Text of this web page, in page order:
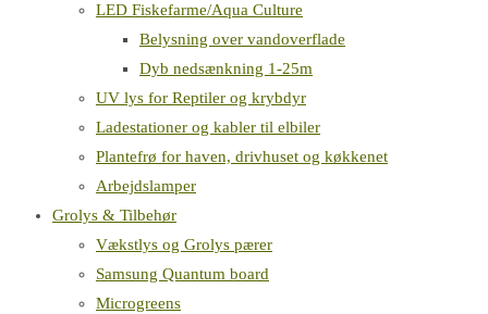
LED Fiskefarme/Aqua Culture
Belysning over vandoverflade
Dyb nedsænkning 1-25m
UV lys for Reptiler og krybdyr
Ladestationer og kabler til elbiler
Plantefrø for haven, drivhuset og køkkenet
Arbejdslamper
Grolys & Tilbehør
Vækstlys og Grolys pærer
Samsung Quantum board
Microgreens